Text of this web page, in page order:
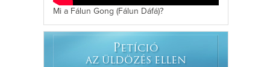
Mi a Fálun Gong (Fálun Dáfá)?
PETÍCIÓ
AZ ÜLDÖZÉS ELLEN